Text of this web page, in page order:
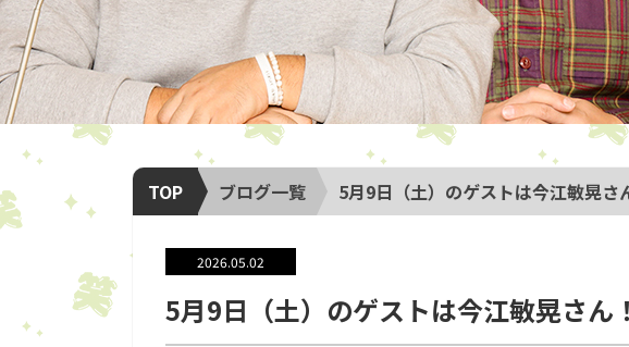
TOP ブログ一覧 5月9日（土）のゲストは今江敏晃さ
2026.05.02
5月9日（土）のゲストは今江敏晃さん！